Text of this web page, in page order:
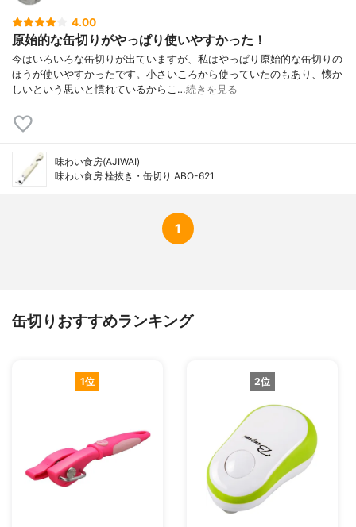
4.00
原始的な缶切りがやっぱり使いやすかった！
今はいろいろな缶切りが出ていますが、私はやっぱり原始的な缶切りの
ほうが使いやすかったです。小さいころから使っていたのもあり、懐か
しいという思いと慣れているからこ…続きを見る
味わい食房(AJIWAI)
味わい食房 栓抜き・缶切り ABO-621
1
缶切りおすすめランキング
1位 2位